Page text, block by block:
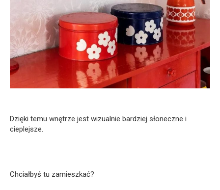
Dzięki temu wnętrze jest wizualnie bardziej słoneczne i
cieplejsze.
Chciałbyś tu zamieszkać?